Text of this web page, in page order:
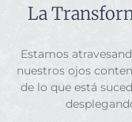
La
Estamos
nuestros ojos
de lo que está